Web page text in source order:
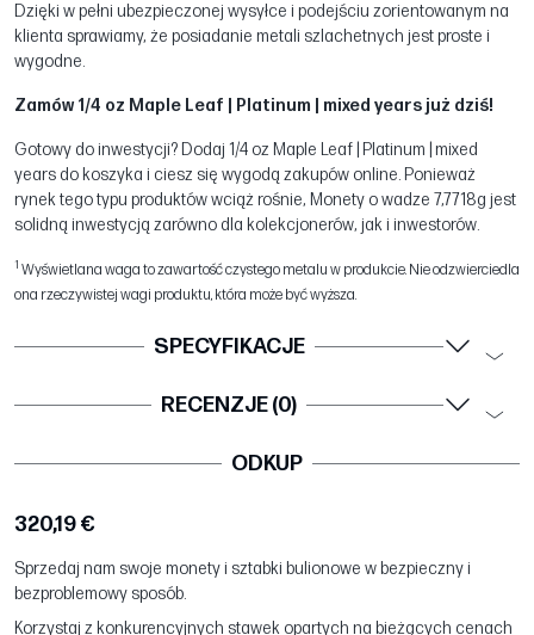
Dzięki w pełni ubezpieczonej wysyłce i podejściu zorientowanym na
klienta sprawiamy, że posiadanie metali szlachetnych jest proste i
wygodne.
Zamów 1/4 oz Maple Leaf | Platinum | mixed years już dziś!
Gotowy do inwestycji? Dodaj 1/4 oz Maple Leaf | Platinum | mixed
years do koszyka i ciesz się wygodą zakupów online. Ponieważ
rynek tego typu produktów wciąż rośnie, Monety o wadze 7,7718g jest
solidną inwestycją zarówno dla kolekcjonerów, jak i inwestorów.
1 Wyświetlana waga to zawartość czystego metalu w produkcie. Nie odzwierciedla
ona rzeczywistej wagi produktu, która może być wyższa.
SPECYFIKACJE
RECENZJE (0)
ODKUP
320,19 €
Sprzedaj nam swoje monety i sztabki bulionowe w bezpieczny i
bezproblemowy sposób.
Korzystaj z konkurencyjnych stawek opartych na bieżących cenach